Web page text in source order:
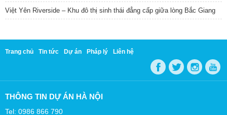
Việt Yên Riverside – Khu đô thị sinh thái đẳng cấp giữa lòng Bắc Giang
Trang chủ Tin tức Dự án Pháp lý Liên hệ
THÔNG TIN DỰ ÁN HÀ NỘI
Tel: 0986 866 790